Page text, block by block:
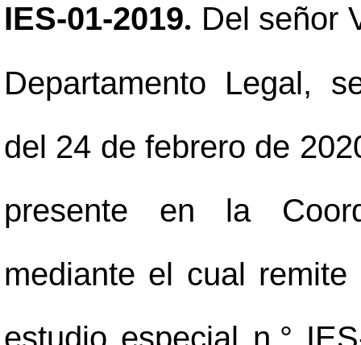
IES-01-2019. Del señor
Departamento Legal,
del 24 de febrero de
presente en la
mediante el cual
estudio especial n.°